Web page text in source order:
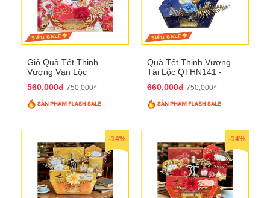
Giỏ Quà Tết Thịnh
Vượng Vạn Lộc
560,000đ 750,000₫
Quà Tết Thịnh Vượng
Tài Lộc QTHN141 -
Thịnh Vượng
660,000đ 750,000₫
-14% -14%